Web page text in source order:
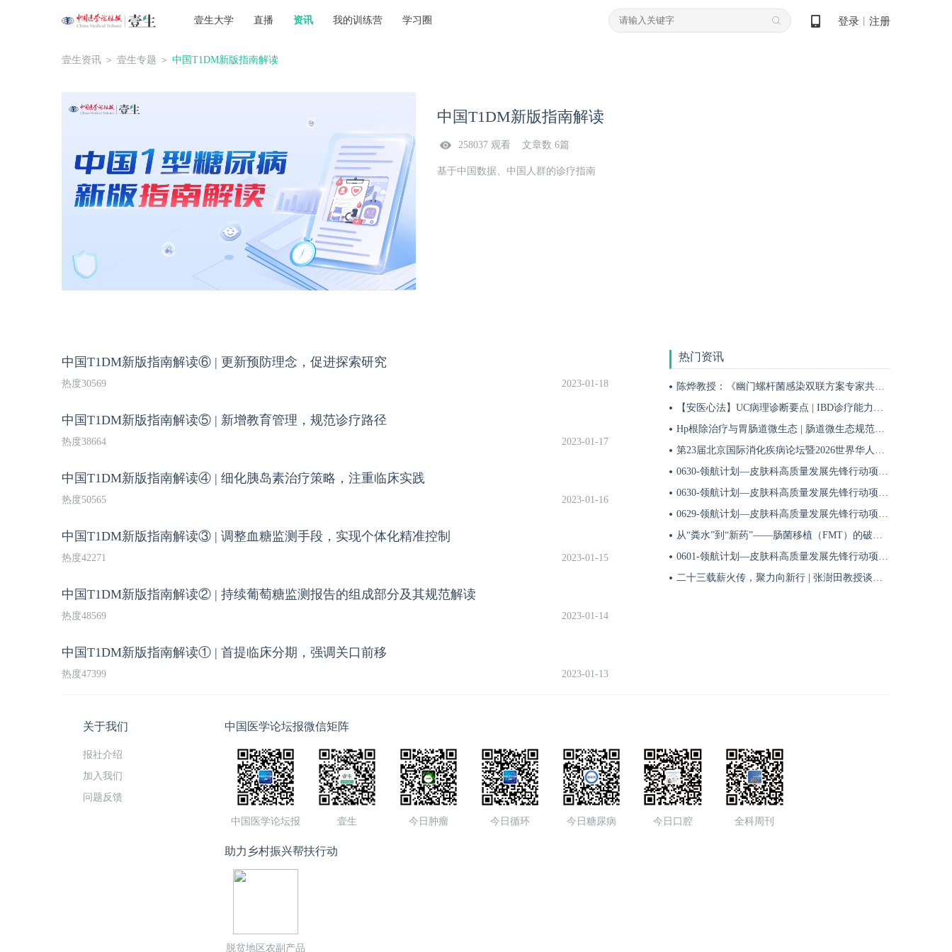
壹生大学 直播 资讯 我的训练营 学习圈 登录 注册
壹生资讯 ＞ 壹生专题 ＞ 中国T1DM新版指南解读
中国T1DM新版指南解读
258037 观看 文章数 6篇
基于中国数据、中国人群的诊疗指南
中国T1DM新版指南解读⑥ | 更新预防理念，促进探索研究
热度30569 2023-01-18
中国T1DM新版指南解读⑤ | 新增教育管理，规范诊疗路径
热度38664 2023-01-17
中国T1DM新版指南解读④ | 细化胰岛素治疗策略，注重临床实践
热度50565 2023-01-16
中国T1DM新版指南解读③ | 调整血糖监测手段，实现个体化精准控制
热度42271 2023-01-15
中国T1DM新版指南解读② | 持续葡萄糖监测报告的组成部分及其规范解读
热度48569 2023-01-14
中国T1DM新版指南解读① | 首提临床分期，强调关口前移
热度47399 2023-01-13
热门资讯
陈烨教授：《幽门螺杆菌感染双联方案专家共识（2026）》解读 | BIDDF2026
【安医心法】UC病理诊断要点 | IBD诊疗能力系统提升5
Hp根除治疗与胃肠道微生态 | 肠道微生态规范化诊疗4
第23届北京国际消化疾病论坛暨2026世界华人消化医师年会盛大开幕
0630-领航计划—皮肤科高质量发展先锋行动项目第六季第65期
0630-领航计划—皮肤科高质量发展先锋行动项目第六季第64期
0629-领航计划—皮肤科高质量发展先锋行动项目第六季第63期
从“粪水”到“新药”——肠菌移植（FMT）的破局与临床应用全景 | 肠道微生态规范化诊疗1
0601-领航计划—皮肤科高质量发展先锋行动项目第六季第42期
二十三载薪火传，聚力向新行 | 张澍田教授谈中国消化医学的传承与突破
关于我们
报社介绍
加入我们
问题反馈
中国医学论坛报微信矩阵
中国医学论坛报 壹生 今日肿瘤 今日循环 今日糖尿病 今日口腔 全科周刊
助力乡村振兴帮扶行动
脱贫地区农副产品